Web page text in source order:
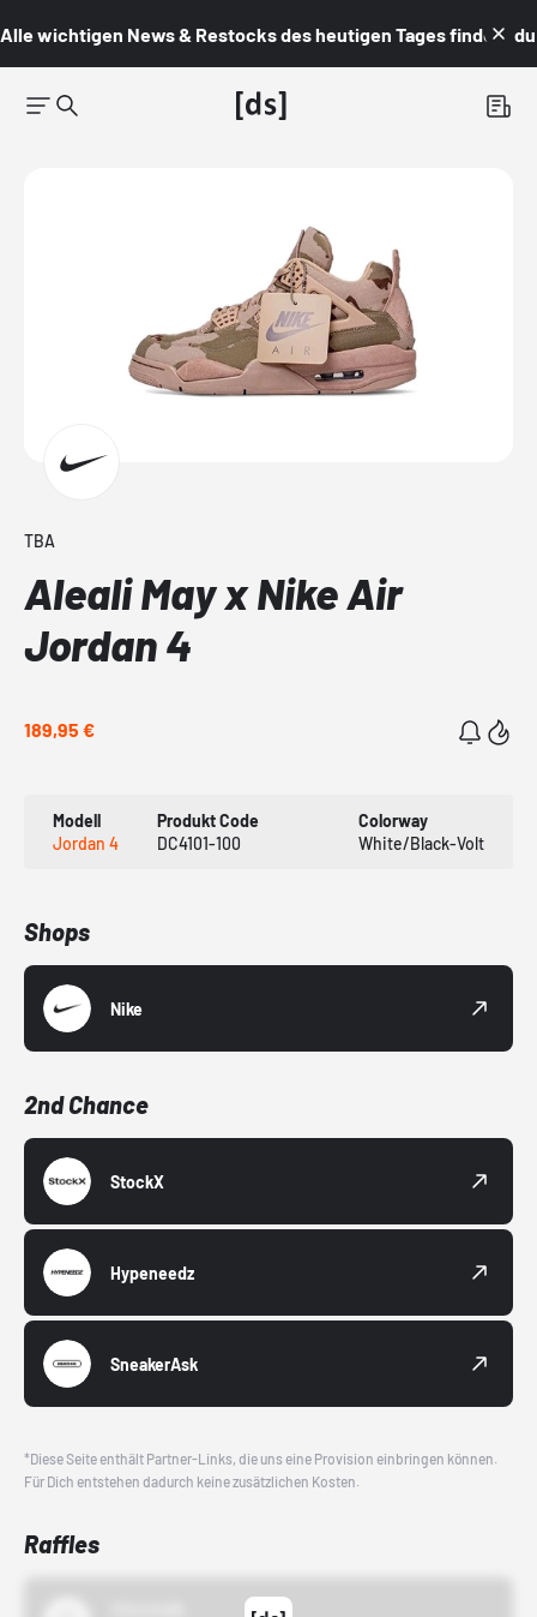
Alle wichtigen News & Restocks des heutigen Tages findest du
TBA
Aleali May x Nike Air
Jordan 4
189,95 €
Modell
Jordan 4
Produkt Code
DC4101-100
Colorway
White/Black-Volt
Shops
Nike
2nd Chance
StockX
Hypeneedz
SneakerAsk
*Diese Seite enthält Partner-Links, die uns eine Provision einbringen können.
Für Dich entstehen dadurch keine zusätzlichen Kosten.
Raffles